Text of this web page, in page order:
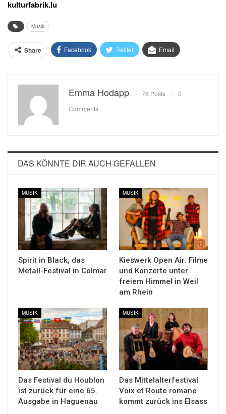
kulturfabrik.lu
Musik
Share Facebook Twitter Email
Emma Hodapp 76 Posts
0
Comments
DAS KÖNNTE DIR AUCH GEFALLEN
MUSIK
Spirit in Black, das
Metall-Festival in Colmar
MUSIK
Kieswerk Open Air: Filme
und Konzerte unter
freiem Himmel in Weil
am Rhein
MUSIK
Das Festival du Houblon
ist zurück für eine 65.
Ausgabe in Haguenau
MUSIK
Das Mittelalterfestival
Voix et Route romane
kommt zurück ins Elsass